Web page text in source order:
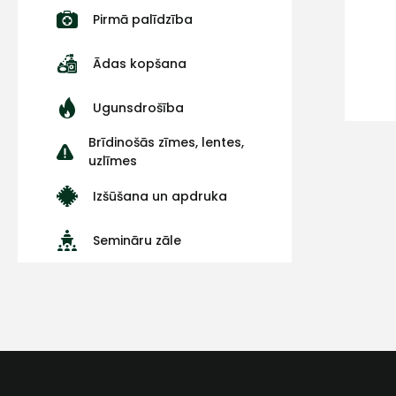
Pirmā palīdzība
Ādas kopšana
Ugunsdrošība
Brīdinošās zīmes, lentes,
uzlīmes
Izšūšana un apdruka
Semināru zāle